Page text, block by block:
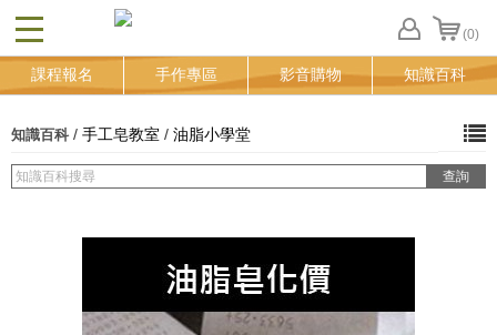
CLOSE (0)
FB
登
清
單
課程報名 手作專區 影音購物 知識百科
知識百科 / 手工皂教室 / 油脂小學堂